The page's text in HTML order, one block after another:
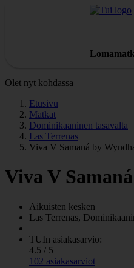
Olet nyt kohdassa
Etusivu
Matkat
Dominikaaninen tasavalta
Las Terrenas
Viva V Samaná by
Viva V
Aikuisten kesken
Las Terrenas,
TUIn asiakasarvio:
4.5 / 5
102 asiakasarviot